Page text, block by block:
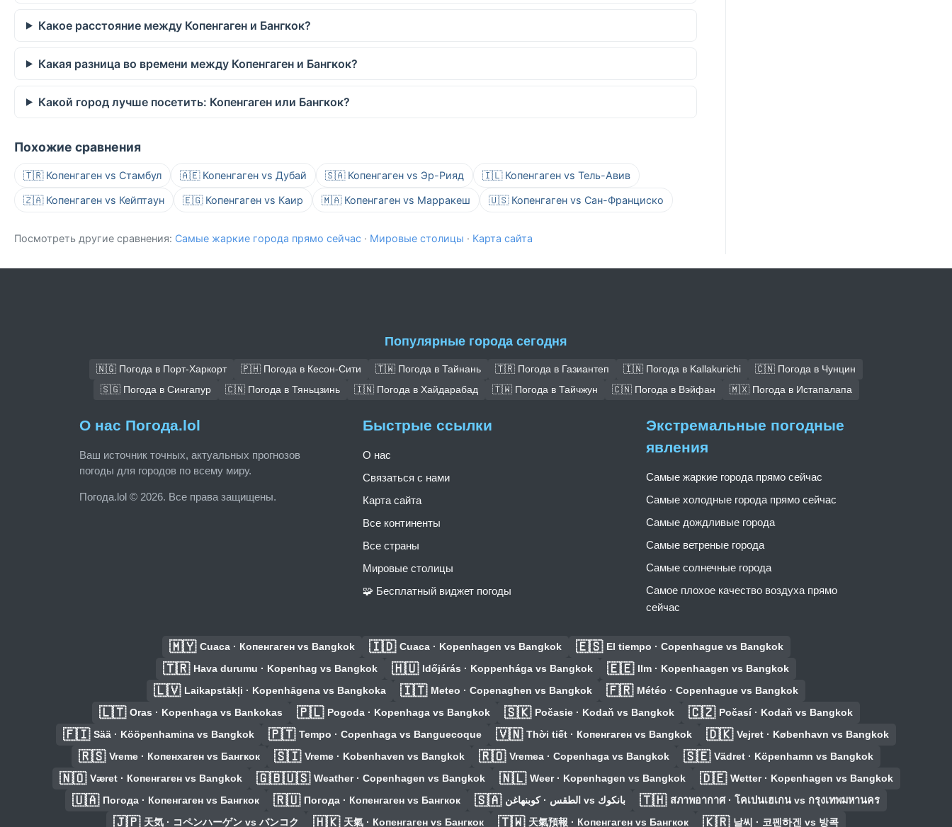
Какое расстояние между Копенгаген и Бангкок?
Какая разница во времени между Копенгаген и Бангкок?
Какой город лучше посетить: Копенгаген или Бангкок?
Похожие сравнения
🇹🇷 Копенгаген vs Стамбул 🇦🇪 Копенгаген vs Дубай 🇸🇦 Копенгаген vs Эр-Рияд 🇮🇱 Копенгаген vs Тель-Авив
🇿🇦 Копенгаген vs Кейптаун 🇪🇬 Копенгаген vs Каир 🇲🇦 Копенгаген vs Марракеш 🇺🇸 Копенгаген vs Сан-Франциско
Посмотреть другие сравнения: Самые жаркие города прямо сейчас · Мировые столицы · Карта сайта
Популярные города сегодня
🇳🇬 Погода в Порт-Харкорт 🇵🇭 Погода в Кесон-Сити 🇹🇼 Погода в Тайнань 🇹🇷 Погода в Газиантеп 🇮🇳 Погода в Kallakurichi
🇨🇳 Погода в Чунцин
🇸🇬 Погода в Сингапур
🇨🇳 Погода в Тяньцзинь 🇮🇳 Погода в Хайдарабад 🇹🇼 Погода в Тайчжун 🇨🇳 Погода в Вэйфан 🇲🇽 Погода в Истапалапа
О нас Погода.lol
Ваш источник точных, актуальных прогнозов
погоды для городов по всему миру.
Погода.lol © 2026. Все права защищены.
Быстрые ссылки
О нас
Связаться с нами
Карта сайта
Все континенты
Все страны
Мировые столицы
🧩 Бесплатный виджет погоды
Экстремальные погодные
явления
Самые жаркие города прямо сейчас
Самые холодные города прямо сейчас
Самые дождливые города
Самые ветреные города
Самые солнечные города
Самое плохое качество воздуха прямо
сейчас
🇲🇾 Cuaca · Копенгаген vs Bangkok 🇮🇩 Cuaca · Kopenhagen vs Bangkok 🇪🇸 El tiempo · Copenhague vs Bangkok
🇹🇷 Hava durumu · Kopenhag vs Bangkok 🇭🇺 Időjárás · Koppenhága vs Bangkok 🇪🇪 Ilm · Kopenhaagen vs Bangkok
🇱🇻 Laikapstākļi · Kopenhāgena vs Bangkoka 🇮🇹 Meteo · Copenaghen vs Bangkok 🇫🇷 Météo · Copenhague vs Bangkok
🇱🇹 Oras · Kopenhaga vs Bankokas 🇵🇱 Pogoda · Kopenhaga vs Bangkok 🇸🇰 Počasie · Kodaň vs Bangkok 🇨🇿 Počasí · Kodaň vs Bangkok
🇫🇮 Sää · Kööpenhamina vs Bangkok 🇵🇹 Tempo · Copenhaga vs Banguecoque 🇻🇳 Thời tiết · Копенгаген vs Bangkok 🇩🇰 Vejret · København vs Bangkok
🇷🇸 Vreme · Копенхаген vs Бангкок 🇸🇮 Vreme · Kobenhaven vs Bangkok 🇷🇴 Vremea · Copenhaga vs Bangkok 🇸🇪 Vädret · Köpenhamn vs Bangkok
🇳🇴 Været · Копенгаген vs Bangkok 🇬🇧🇺🇸 Weather · Copenhagen vs Bangkok 🇳🇱 Weer · Kopenhagen vs Bangkok 🇩🇪 Wetter · Kopenhagen vs Bangkok
🇺🇦 Погода · Копенгаген vs Бангкок 🇷🇺 Погода · Копенгаген vs Бангкок 🇸🇦 الطقس · كوبنهاغن vs بانكوك 🇹🇭 สภาพอากาศ · โคเปนเฮเกน vs กรุงเทพมหานคร
🇯🇵 天気 · コペンハーゲン vs バンコク 🇭🇰 天氣 · Копенгаген vs Бангкок 🇹🇼 天氣預報 · Копенгаген vs Бангкок 🇰🇷 날씨 · 코펜하겐 vs 방콕